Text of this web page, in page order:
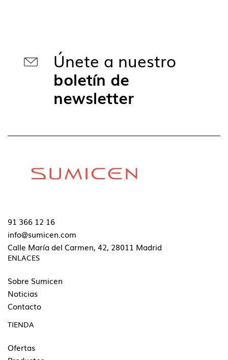
Únete a nuestro
boletín de
newsletter
91 366 12 16
info@sumicen.com
Calle María del Carmen, 42, 28011 Madrid
ENLACES
Sobre Sumicen
Noticias
Contacto
TIENDA
Ofertas